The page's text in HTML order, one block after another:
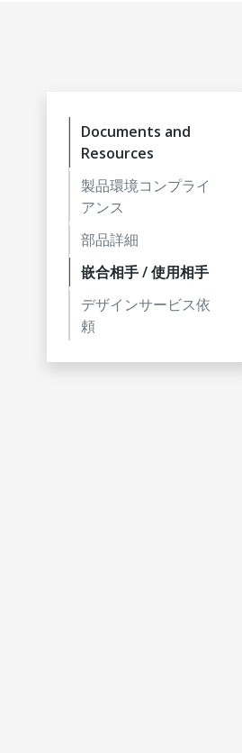
Documents and
Resources
製品環境コンプライ
アンス
部品詳細
嵌合相手 / 使用相手
デザインサービス依
頼